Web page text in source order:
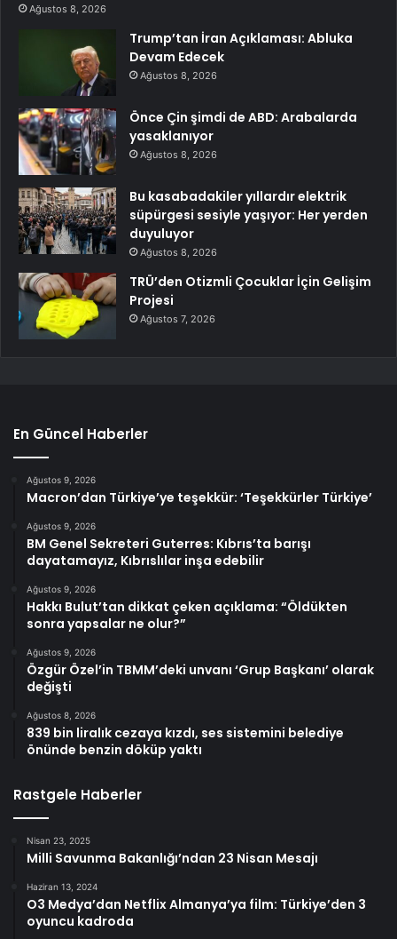
Ağustos 8, 2026
Trump’tan İran Açıklaması: Abluka
Devam Edecek
Ağustos 8, 2026
Önce Çin şimdi de ABD: Arabalarda
yasaklanıyor
Ağustos 8, 2026
Bu kasabadakiler yıllardır elektrik
süpürgesi sesiyle yaşıyor: Her yerden
duyuluyor
Ağustos 8, 2026
TRÜ’den Otizmli Çocuklar İçin Gelişim
Projesi
Ağustos 7, 2026
En Güncel Haberler
Ağustos 9, 2026
Macron’dan Türkiye’ye teşekkür: ‘Teşekkürler Türkiye’
Ağustos 9, 2026
BM Genel Sekreteri Guterres: Kıbrıs’ta barışı
dayatamayız, Kıbrıslılar inşa edebilir
Ağustos 9, 2026
Hakkı Bulut’tan dikkat çeken açıklama: “Öldükten
sonra yapsalar ne olur?”
Ağustos 9, 2026
Özgür Özel’in TBMM’deki unvanı ‘Grup Başkanı’ olarak
değişti
Ağustos 8, 2026
839 bin liralık cezaya kızdı, ses sistemini belediye
önünde benzin döküp yaktı
Rastgele Haberler
Nisan 23, 2025
Milli Savunma Bakanlığı’ndan 23 Nisan Mesajı
Haziran 13, 2024
O3 Medya’dan Netflix Almanya’ya film: Türkiye’den 3
oyuncu kadroda